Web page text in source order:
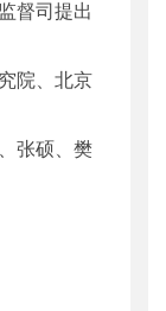
督司提出
院、北京
张硕、樊